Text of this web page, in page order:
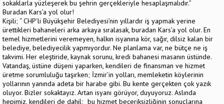
sokaklarla yüzleşerek bu şehrin gerçekleriyle hesaplaşmalıdır.”
Buradan Kars’a yol olur!
Kişili; “ CHP’li Büyükşehir Belediyesi’nin yıllardır iş yapmak yerine
ürettikleri bahaneleri arka arkaya sıralasak, buradan Kars’a yol olur. En
temel hizmetlerini veremeyen, halkın isyanına kör, sağır, dilsiz kalan bir
belediye, belediyecilik yapmıyordur. Ne planlama var, ne bütçe ne iş
takvimi. Her eleştiride, kaynak sorunu, kredi bahanesi masanın üstünde.
Vatandaş, üstüne düşeni yaparken, kendileri de finansman ve hizmet
üretme sorumluluğu taşırken; İzmir’in yolları, memleketin köylerinin
yollarının yanında adeta bir harabe gibi. Bu kente gerçekten çok yazık
oluyor. Bizler sokaktayız. Artan isyanı görüyor, duyuyoruz. Aslında
hepimiz, kendileri de dahil; bu hizmet beceriksizliğinin sonuçlarına